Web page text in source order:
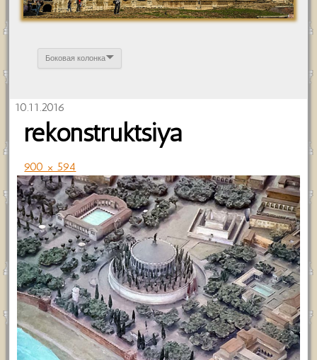
Боковая колонка
10.11.2016
rekonstruktsiya
900 × 594